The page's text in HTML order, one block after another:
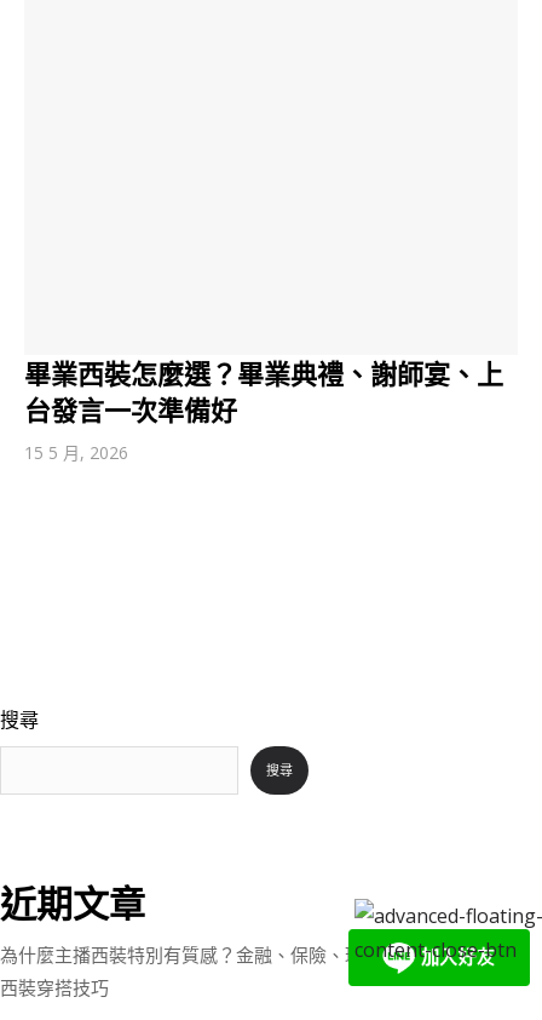
畢業西裝怎麼選？畢業典禮、謝師宴、上
台發言一次準備好
15 5 月, 2026
搜尋
搜尋
近期文章
為什麼主播西裝特別有質感？金融、保險、理財服務業也能學會的
西裝穿搭技巧